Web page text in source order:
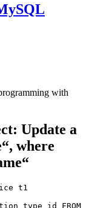
with
Update a
where
t1